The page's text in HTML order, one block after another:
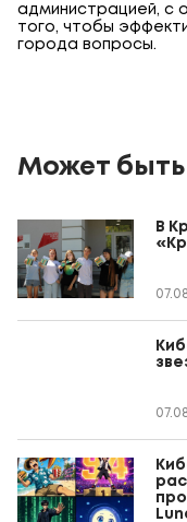
администрацией, с
того, чтобы
города вопросы.
Может быть
В